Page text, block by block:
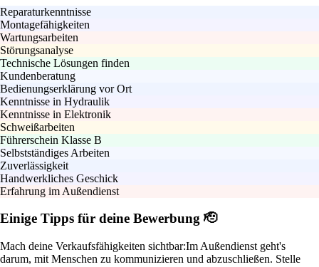
Reparaturkenntnisse
Montagefähigkeiten
Wartungsarbeiten
Störungsanalyse
Technische Lösungen finden
Kundenberatung
Bedienungserklärung vor Ort
Kenntnisse in Hydraulik
Kenntnisse in Elektronik
Schweißarbeiten
Führerschein Klasse B
Selbstständiges Arbeiten
Zuverlässigkeit
Handwerkliches Geschick
Erfahrung im Außendienst
Einige Tipps für deine Bewerbung 🫡
Mach deine Verkaufsfähigkeiten sichtbar:Im Außendienst geht's
darum, mit Menschen zu kommunizieren und abzuschließen. Stelle